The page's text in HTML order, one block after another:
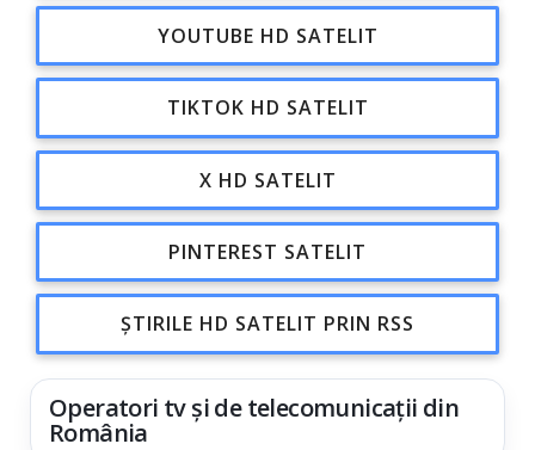
YOUTUBE HD SATELIT
TIKTOK HD SATELIT
X HD SATELIT
PINTEREST SATELIT
ȘTIRILE HD SATELIT PRIN RSS
Operatori tv și de telecomunicații din
România